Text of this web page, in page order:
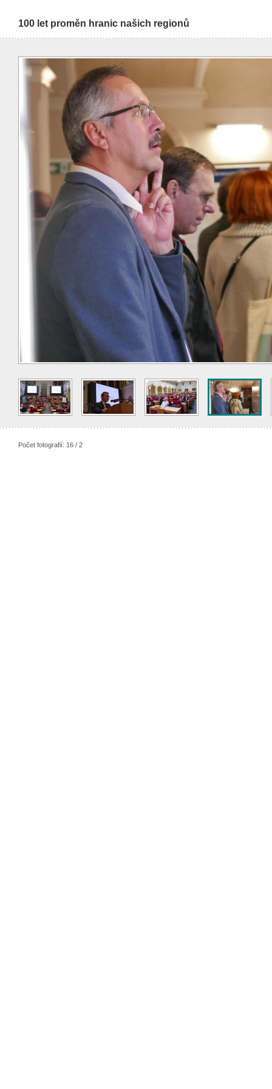
100 let proměn hranic našich regionů
Počet fotografií: 16 / 2